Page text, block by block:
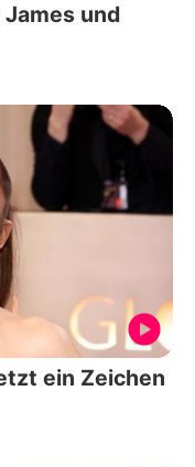
und
ein Zeichen